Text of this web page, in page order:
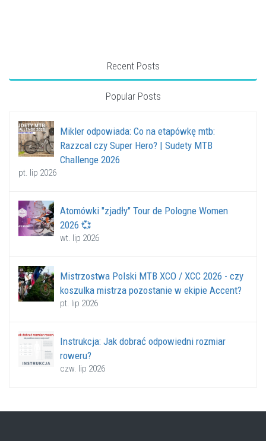
Recent Posts
Popular Posts
Mikler odpowiada: Co na etapówkę mtb:
Razzcal czy Super Hero? | Sudety MTB
Challenge 2026
pt. lip 2026
Atomówki "zjadły" Tour de Pologne Women
2026 💞
wt. lip 2026
Mistrzostwa Polski MTB XCO / XCC 2026 - czy
koszulka mistrza pozostanie w ekipie Accent?
pt. lip 2026
Instrukcja: Jak dobrać odpowiedni rozmiar
roweru?
czw. lip 2026